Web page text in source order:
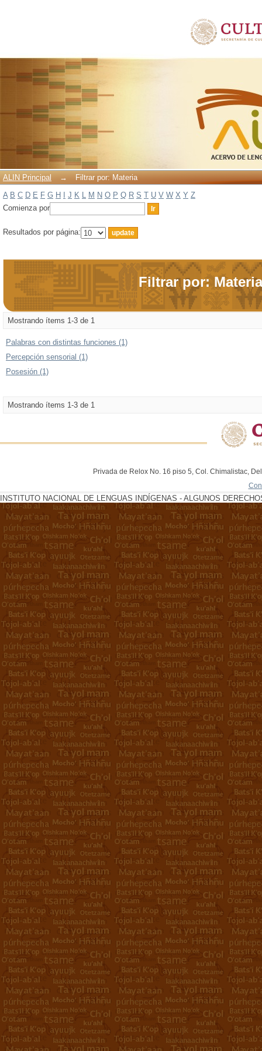
ALIN Principal →
Filtrar por: Materia
A B C D E F G H J K L M N O P Q R S T U V W X Y Z
Comienza por
Resultados por página:
Filtrar por: Materia
Mostrando ítems 1-3 de 1
Palabras con distintas funciones (1)
Percepción sensorial (1)
Posesión (1)
Mostrando ítems 1-3 de 1
Privada de Relox No. 16 piso 5, Col. Chimalistac,
INSTITUTO NACIONAL DE LENGUAS INDÍGENAS - ALGUNOS